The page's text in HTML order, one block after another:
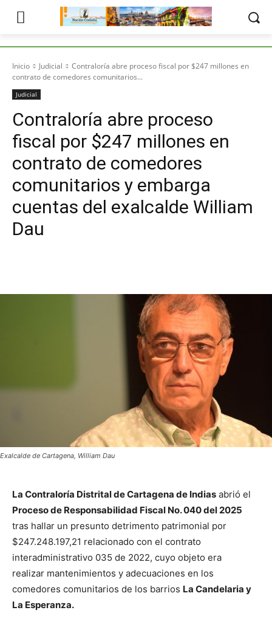
Inicio Judicial
Contraloría abre proceso fiscal por $247 millones en
contrato de comedores comunitarios...
Judicial
Contraloría abre proceso
fiscal por $247 millones en
contrato de comedores
comunitarios y embarga
cuentas del exalcalde William
Dau
Exalcalde de Cartagena, William Dau
La Contraloría Distrital de Cartagena de Indias abrió el
Proceso de Responsabilidad Fiscal No. 040 del 2025
tras hallar un presunto detrimento patrimonial por
$247.248.197,21 relacionado con el contrato
interadministrativo 035 de 2022, cuyo objeto era
realizar mantenimientos y adecuaciones en los
comedores comunitarios de los barrios La Candelaria y
La Esperanza.